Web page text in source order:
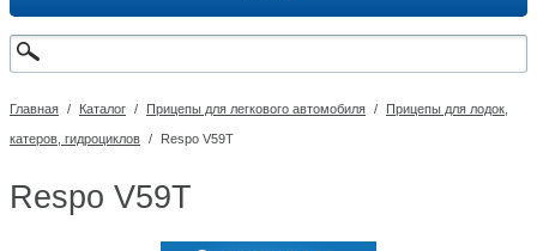
Главная / Каталог / Прицепы для легкового автомобиля / Прицепы для лодок,
катеров, гидроциклов / Respo V59T
Respo V59T